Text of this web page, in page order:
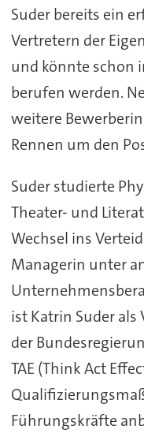
Suder bereits ein
Vertretern der
und könnte schon
berufen werden.
weitere
Rennen um den
Suder studierte
Theater- und
Wechsel ins
Managerin unter
ist Katrin Suder
der
TAE (Think Act
Führungskräfte